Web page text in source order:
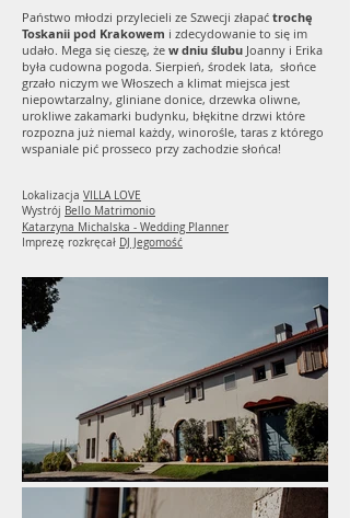
Państwo młodzi przylecieli ze Szwecji złapać trochę
Toskanii pod Krakowem i zdecydowanie to się im
udało. Mega się cieszę, że w dniu ślubu Joanny i Erika
była cudowna pogoda. Sierpień, środek lata, słońce
grzało niczym we Włoszech a klimat miejsca jest
niepowtarzalny, gliniane donice, drzewka oliwne,
urokliwe zakamarki budynku, błękitne drzwi które
rozpozna już niemal każdy, winorośle, taras z którego
wspaniale pić prosseco przy zachodzie słońca!
Lokalizacja VILLA LOVE
Wystrój Bello Matrimonio
Katarzyna Michalska - Wedding Planner
Imprezę rozkręcał DJ Jegomość